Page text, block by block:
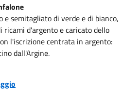
e semitagliato di verde e di bianco,
ricami d'argento e caricato dello
l'iscrizione centrata in argento:
dall'Argine.